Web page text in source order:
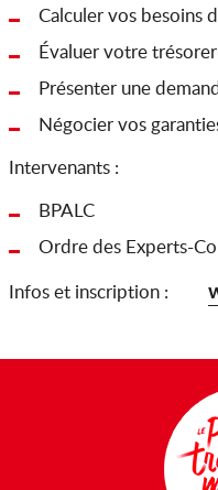
Calculer vos besoins
Évaluer votre
Présenter une
Négocier vos
Intervenants :
BPALC
Ordre des Experts-
Infos et inscription :